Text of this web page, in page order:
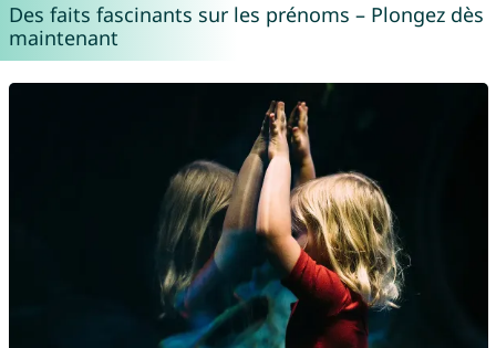
Des faits fascinants sur les prénoms – Plongez dès
maintenant